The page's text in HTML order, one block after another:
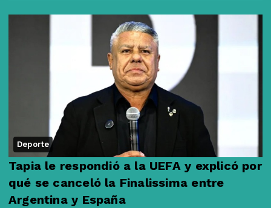
Deporte
Tapia le respondió a la UEFA y explicó por
qué se canceló la Finalissima entre
Argentina y España